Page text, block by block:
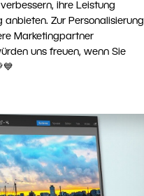
ihre Leistung
Zur Personalisierung
Marketingpartner
uns freuen, wenn Sie